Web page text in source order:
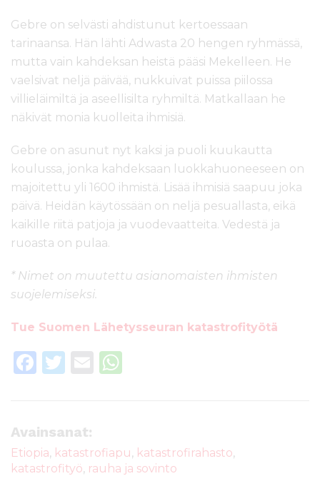
Gebre on selvästi ahdistunut kertoessaan
tarinaansa. Hän lähti Adwasta 20 hengen ryhmässä,
mutta vain kahdeksan heistä pääsi Mekelleen. He
vaelsivat neljä päivää, nukkuivat puissa piilossa
villieläimiltä ja aseellisilta ryhmiltä. Matkallaan he
näkivät monia kuolleita ihmisiä.
Gebre on asunut nyt kaksi ja puoli kuukautta
koulussa, jonka kahdeksaan luokkahuoneeseen on
majoitettu yli 1600 ihmistä. Lisää ihmisiä saapuu joka
päivä. Heidän käytössään on neljä pesuallasta, eikä
kaikille riitä patjoja ja vuodevaatteita. Vedestä ja
ruoasta on pulaa.
* Nimet on muutettu asianomaisten ihmisten
suojelemiseksi.
Tue Suomen Lähetysseuran katastrofityötä
F
e
b
o
T
te
r
E
A
p
Avainsanat:
Etiopia, katastrofiapu, katastrofirahasto,
katastrofityö, rauha ja sovinto